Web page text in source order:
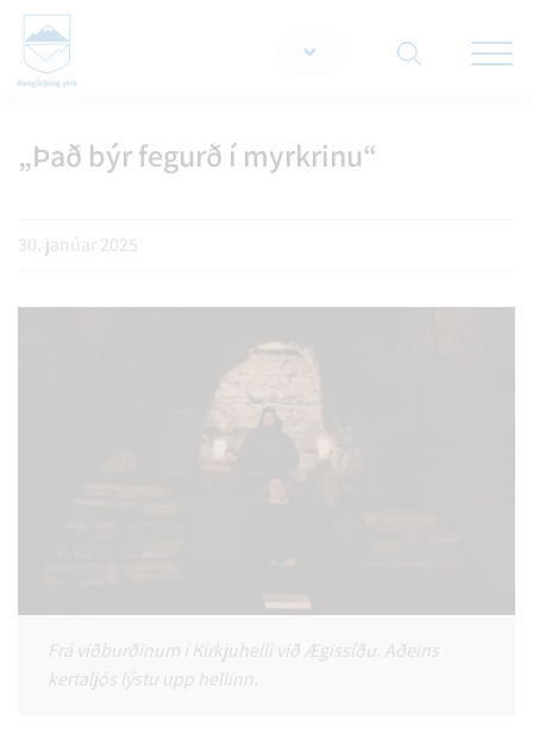
„Það býr fegurð í myrkrinu“
30. janúar 2025
Frá viðburðinum í Kirkjuhelli við Ægissíðu. Aðeins
kertaljós lýstu upp hellinn.
Leita á vef